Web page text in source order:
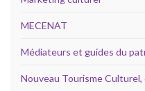
MECENAT
Médiateurs et guides du
Nouveau Tourisme